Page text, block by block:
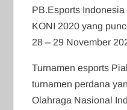
PB.Esports
KONI 2020 yang
28 – 29 November
Turnamen esports
turnamen perdana
Olahraga Nasional